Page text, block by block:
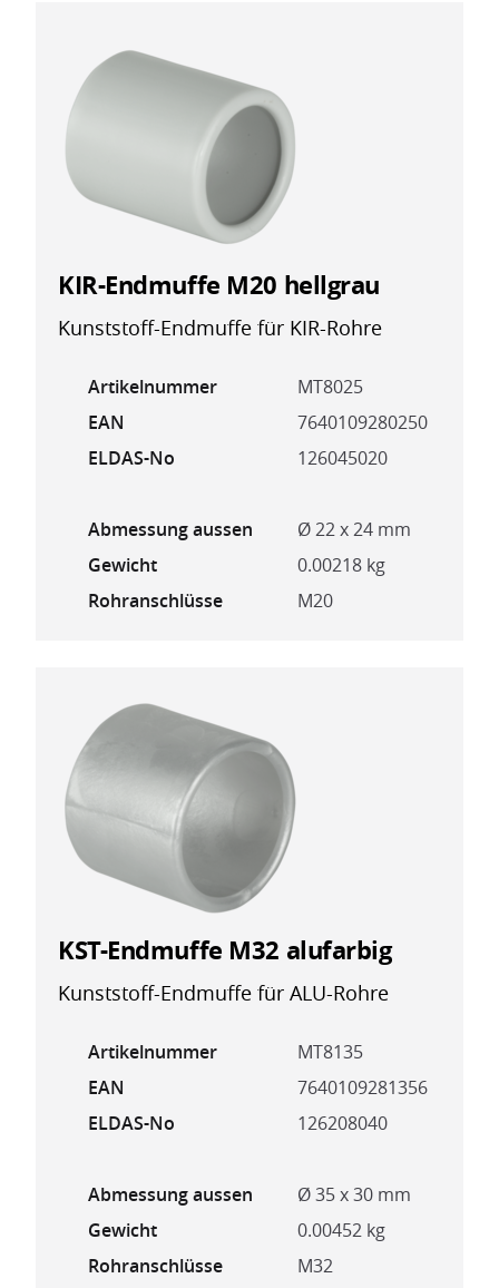
KIR-Endmuffe M20 hellgrau
Kunststoff-Endmuffe für KIR-Rohre
Artikelnummer
MT8025
EAN
7640109280250
ELDAS-No
126045020
Abmessung aussen
Ø 22 x 24 mm
Gewicht
0.00218 kg
Rohranschlüsse
M20
KST-Endmuffe M32 alufarbig
Kunststoff-Endmuffe für ALU-Rohre
Artikelnummer
MT8135
EAN
7640109281356
ELDAS-No
126208040
Abmessung aussen
Ø 35 x 30 mm
Gewicht
0.00452 kg
Rohranschlüsse
M32